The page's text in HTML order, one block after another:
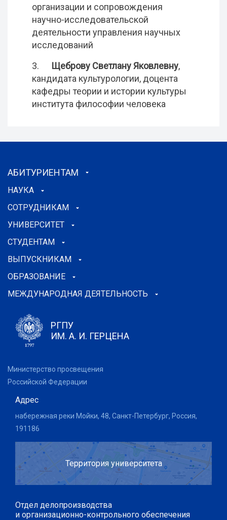
организации и сопровождения
научно-исследовательской
деятельности управления научных
исследований
3. Щеброву Светлану Яковлевну,
кандидата культурологии, доцента
кафедры теории и истории культуры
института философии человека
АБИТУРИЕНТАМ
НАУКА
СОТРУДНИКАМ
УНИВЕРСИТЕТ
СТУДЕНТАМ
ВЫПУСКНИКАМ
ОБРАЗОВАНИЕ
МЕЖДУНАРОДНАЯ ДЕЯТЕЛЬНОСТЬ
РГПУ
ИМ. А. И. ГЕРЦЕНА
Министерство просвещения
Российской Федерации
Адрес
набережная реки Мойки, 48, Санкт-Петербург, Россия,
191186
Территория университета
Отдел делопроизводства
и организационно-контрольного обеспечения